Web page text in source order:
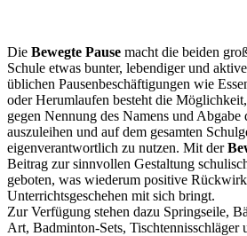
Die Bewegte Pause macht die beiden
Schule etwas bunter, lebendiger und
üblichen Pausenbeschäftigungen wie
oder Herumlaufen besteht die
gegen Nennung des Namens und Abgabe
auszuleihen und auf dem gesamten
eigenverantwortlich zu nutzen. Mit der
Beitrag zur sinnvollen Gestaltung
geboten, was wiederum positive
Unterrichtsgeschehen mit sich bringt.
Zur Verfügung stehen dazu Springseile,
Art, Badminton-Sets, Tischtennisschläger